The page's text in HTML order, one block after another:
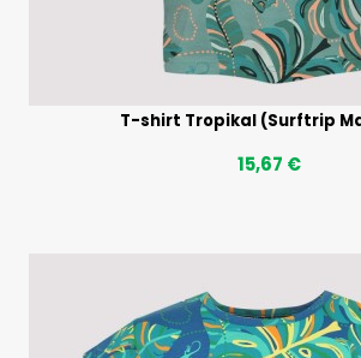
T-shirt Tropikal (Surftrip
15,67 €